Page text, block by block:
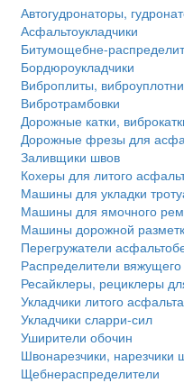
Автогудронаторы,
Асфальтоукладчики
Битумощебне-
Бордюроукладчики
Виброплиты,
Вибротрамбовки
Дорожные катки,
Дорожные фрезы для
Заливщики швов
Кохеры для литого
Машины для укладки
Машины для ямочного
Машины дорожной
Перегружатели
Распределители вяжущего
Ресайклеры, рециклеры
Укладчики литого асфальта
Укладчики сларри-сил
Уширители обочин
Швонарезчики, нарезчики
Щебнераспределители